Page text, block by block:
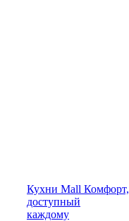
Кухни Mall Комфорт,
доступный
каждому